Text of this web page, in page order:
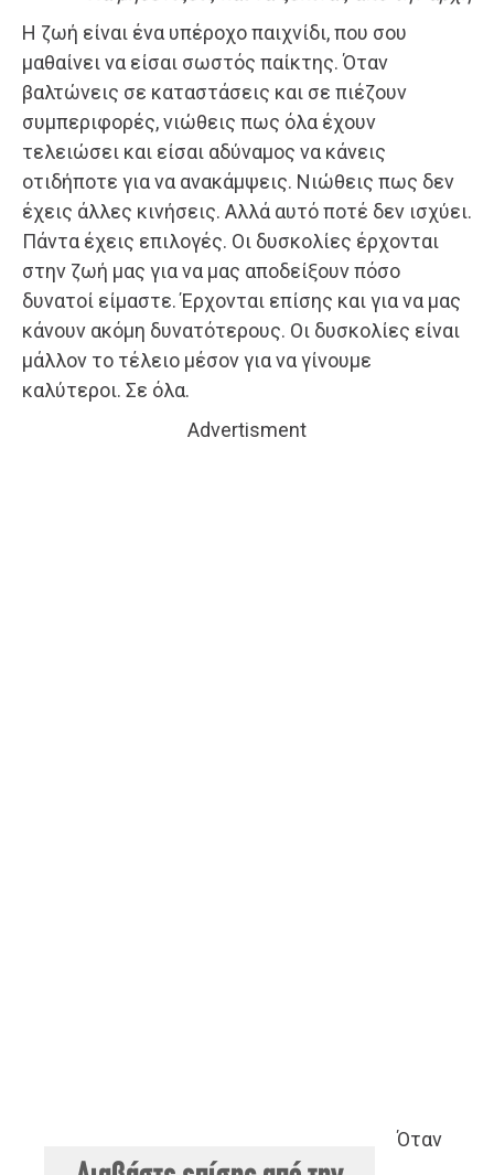
Η ζωή είναι ένα υπέροχο παιχνίδι, που σου
μαθαίνει να είσαι σωστός παίκτης. Όταν
βαλτώνεις σε καταστάσεις και σε πιέζουν
συμπεριφορές, νιώθεις πως όλα έχουν
τελειώσει και είσαι αδύναμος να κάνεις
οτιδήποτε για να ανακάμψεις. Νιώθεις πως δεν
έχεις άλλες κινήσεις. Αλλά αυτό ποτέ δεν ισχύει.
Πάντα έχεις επιλογές. Οι δυσκολίες έρχονται
στην ζωή μας για να μας αποδείξουν πόσο
δυνατοί είμαστε. Έρχονται επίσης και για να μας
κάνουν ακόμη δυνατότερους. Οι δυσκολίες είναι
μάλλον το τέλειο μέσον για να γίνουμε
καλύτεροι. Σε όλα.
Advertisment
Όταν